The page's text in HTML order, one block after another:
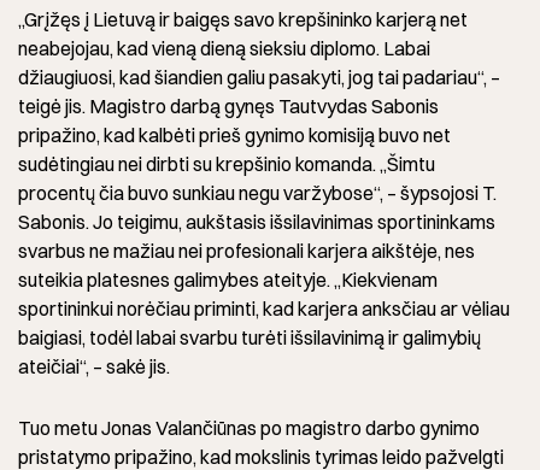
„Grįžęs į Lietuvą ir baigęs savo krepšininko karjerą net
neabejojau, kad vieną dieną sieksiu diplomo. Labai
džiaugiuosi, kad šiandien galiu pasakyti, jog tai padariau“, –
teigė jis. Magistro darbą gynęs Tautvydas Sabonis
pripažino, kad kalbėti prieš gynimo komisiją buvo net
sudėtingiau nei dirbti su krepšinio komanda. „Šimtu
procentų čia buvo sunkiau negu varžybose“, – šypsojosi T.
Sabonis. Jo teigimu, aukštasis išsilavinimas sportininkams
svarbus ne mažiau nei profesionali karjera aikštėje, nes
suteikia platesnes galimybes ateityje. „Kiekvienam
sportininkui norėčiau priminti, kad karjera anksčiau ar vėliau
baigiasi, todėl labai svarbu turėti išsilavinimą ir galimybių
ateičiai“, – sakė jis.
Tuo metu Jonas Valančiūnas po magistro darbo gynimo
pristatymo pripažino, kad mokslinis tyrimas leido pažvelgti